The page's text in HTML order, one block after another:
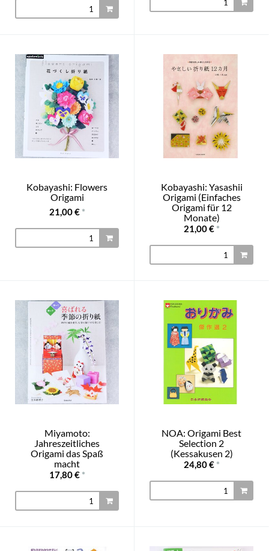
Kobayashi: Flowers
Origami
21,00 € *
Kobayashi: Yasashii
Origami (Einfaches
Origami für 12
Monate)
21,00 € *
Miyamoto:
Jahreszeitliches
Origami das Spaß
macht
17,80 € *
NOA: Origami Best
Selection 2
(Kessakusen 2)
24,80 € *